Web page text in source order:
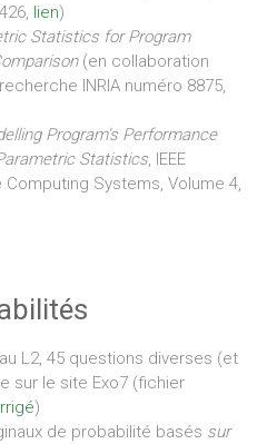
lien)
Statistics for Program
(en collaboration
INRIA numéro 8875,
Program’s Performance
Statistics, IEEE
Systems, Volume 4,
L2, 45 questions diverses (et
sur le site Exo7 (fichier
)
de probabilité basés sur